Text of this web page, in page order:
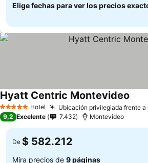
Elige fechas para ver los precios
5 Estrellas Hotel Ubicación privilegiada frente a
Hyatt Centric Montevideo
9,2 Excelente 7.432 Montevideo
De $ 582.212
Mira precios de 9 páginas